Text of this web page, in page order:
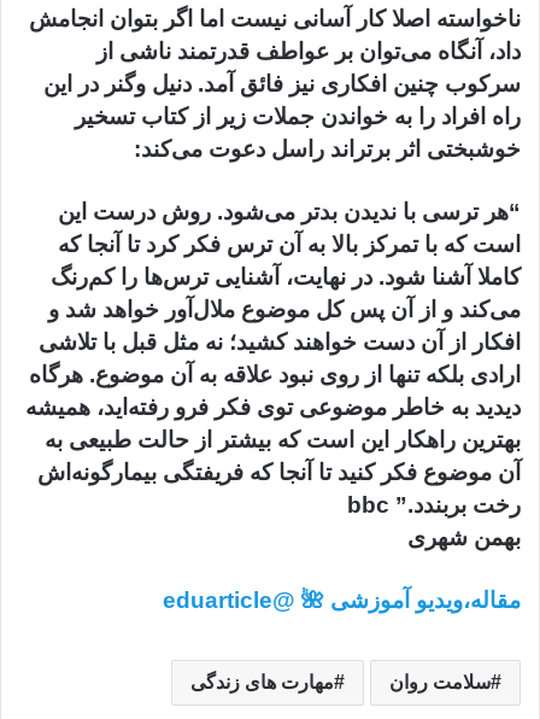
ناخواسته اصلا کار آسانی نیست اما اگر بتوان انجامش
داد، آنگاه می‌توان بر عواطف قدرتمند ناشی از
سرکوب چنین افکاری نیز فائق آمد. دنیل وگنر در این
راه افراد را به خواندن جملات زیر از کتاب تسخیر
خوشبختی اثر برتراند راسل دعوت می‌کند:
“هر ترسی با ندیدن بدتر می‌شود. روش درست این
است که با تمرکز بالا به آن ترس فکر کرد تا آنجا که
کاملا آشنا شود. در نهایت، آشنایی ترس‌ها را کم‌رنگ
می‌کند و از آن پس کل موضوع ملال‌آور خواهد شد و
افکار از آن دست خواهند کشید؛ نه مثل قبل با تلاشی
ارادی بلکه تنها از روی نبود علاقه به آن موضوع. هرگاه
دیدید به خاطر موضوعی توی فکر فرو رفته‌اید، همیشه
بهترین راهکار این است که بیشتر از حالت طبیعی به
آن موضوع فکر کنید تا آنجا که فریفتگی بیمارگونه‌اش
رخت بربندد.” bbc
بهمن شهری
مقاله،‌ویدیو آموزشی 🌺 @eduarticle
سلامت روان مهارت های زندگی